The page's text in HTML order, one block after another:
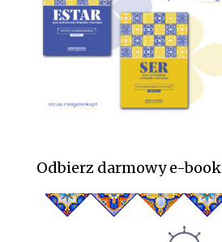
Odbierz darmowy e-book